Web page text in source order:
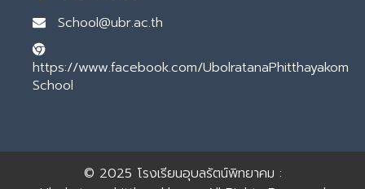
School@ubr.ac.th
https://www.facebook.com/UbolratanaPhitthayakom
School
© 2025 โรงเรียนอุบลรัตน์พิทยาคม :